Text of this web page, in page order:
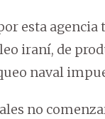
esta
iraní, de
naval
no